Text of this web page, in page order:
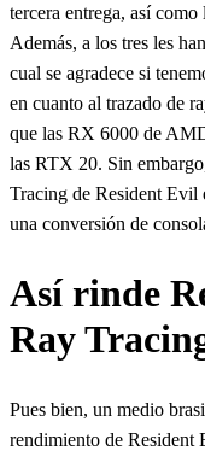
tercera entrega, así
Además, a los tres les
cual se agradece si
en cuanto al trazado de
que las RX 6000 de
las RTX 20. Sin
Tracing de Resident Evil
una conversión de
Así rinde
Ray
Pues bien, un medio
rendimiento de Resident